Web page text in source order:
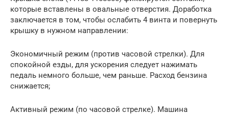
которые вставлены в овальные отверстия. Доработка
заключается в том, чтобы ослабить 4 винта и повернуть
крышку в нужном направлении:
Экономичный режим (против часовой стрелки). Для
спокойной езды, для ускорения следует нажимать
педаль немного больше, чем раньше. Расход бензина
снижается;
Активный режим (по часовой стрелке). Машина